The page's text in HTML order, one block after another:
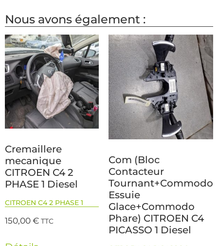
Nous avons également :
Cremaillere
mecanique
CITROEN C4 2
PHASE 1 Diesel
CITROEN C4 2 PHASE 1
150,00€ TTC
Com (Bloc
Contacteur
Tournant+Commodo
Essuie
Glace+Commodo
Phare) CITROEN C4
PICASSO 1 Diesel